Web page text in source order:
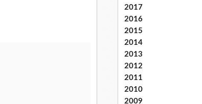
2017
2016
2015
2014
2013
2012
2011
2010
2009